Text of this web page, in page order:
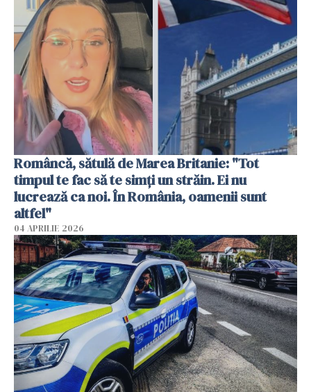
Româncă, sătulă de Marea Britanie: "Tot
timpul te fac să te simți un străin. Ei nu
lucrează ca noi. În România, oamenii sunt
altfel"
04 APRILIE 2026